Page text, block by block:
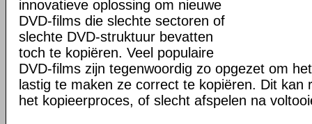
innovatieve oplossing om nieuwe
DVD-films die slechte sectoren of
slechte DVD-struktuur bevatten
toch te kopiëren. Veel populaire
DVD-films zijn tegenwoordig zo opgezet om
lastig te maken ze correct te kopiëren. Dit kan
het kopieerproces, of slecht afspelen na